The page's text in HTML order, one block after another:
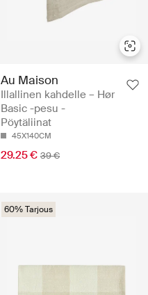
Au Maison
Illallinen kahdelle – Hør
Basic -pesu -
Pöytäliinat
45X140CM
29.25 € 39 €
60% Tarjous